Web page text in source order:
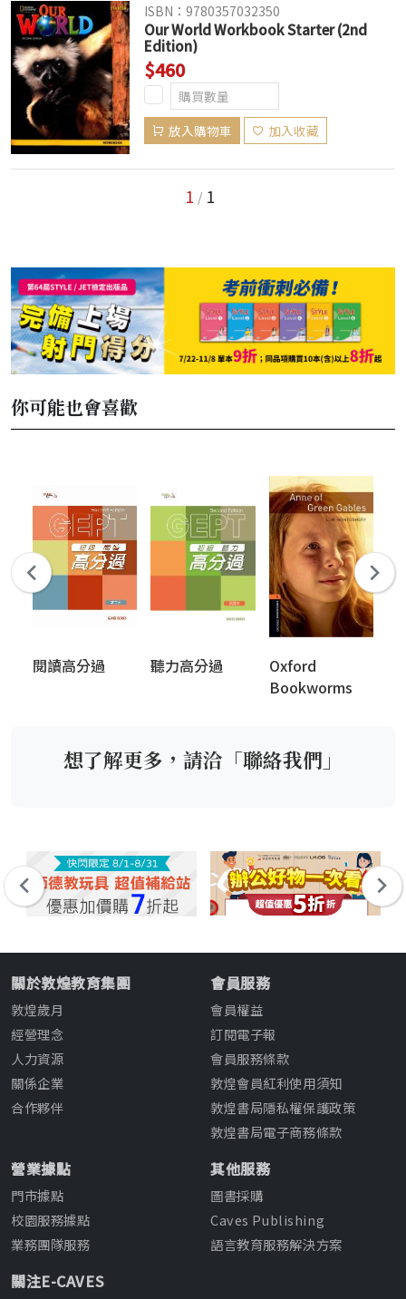
ISBN：9780357032350
Our World Workbook Starter (2nd
Edition)
$460
放入購物車 加入收藏
1 / 1
你可能也會喜歡
閱讀高分過 聽力高分過
Oxford
Bookworms
想了解更多，請洽「聯絡我們」
關於敦煌教育集團
敦煌歲月
經營理念
人力資源
關係企業
合作夥伴
會員服務
會員權益
訂閱電子報
會員服務條款
敦煌會員紅利使用須知
敦煌書局隱私權保護政策
敦煌書局電子商務條款
營業據點
門市據點
校園服務據點
業務團隊服務
其他服務
圖書採購
Caves Publishing
語言教育服務解決方案
關注E-CAVES